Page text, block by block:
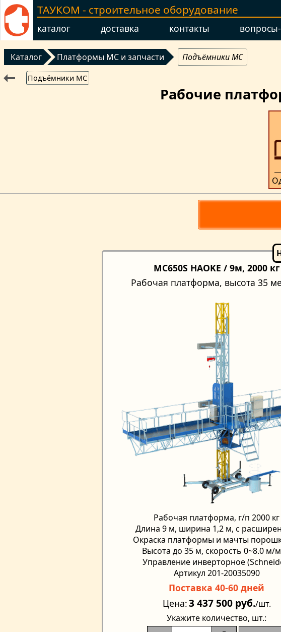
ТАУКОМ - строительное оборудование
каталог доставка контакты
Каталог Платформы МC и запчасти Подъёмники MC
Подъёмники MC
Рабочие
MC650S HAOKE / 9м, 2000 кг
Рабочая платформа, высота 35
Рабочая платформа, г/п 2000 кг
Длина 9 м, ширина 1,2 м, с
Окраска платформы и мачты
Высота до 35 м, скорость 0~8.0 м/
Управление инверторное
Артикул 201-20035090
Поставка 40-60 дней
Цена 3 437 500 руб./шт.
Укажите количество, шт.: